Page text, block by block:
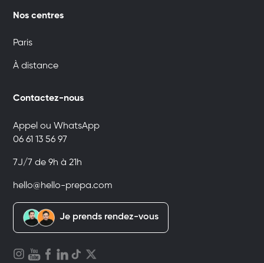
Nos centres
Paris
À distance
Contactez-nous
Appel ou WhatsApp
06 61 13 56 97
7J/7 de 9h à 21h
hello@hello-prepa.com
Je prends rendez-vous